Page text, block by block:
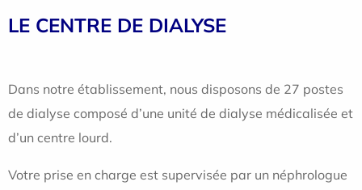
LE CENTRE DE DIALYSE
Dans notre établissement, nous disposons de 27 postes
de dialyse composé d’une unité de dialyse médicalisée et
d’un centre lourd.
Votre prise en charge est supervisée par un néphrologue